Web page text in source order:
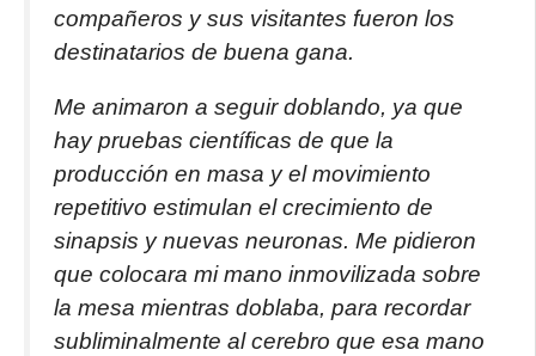
compañeros y sus visitantes fueron los
destinatarios de buena gana.
Me animaron a seguir doblando, ya que
hay pruebas científicas de que la
producción en masa y el movimiento
repetitivo estimulan el crecimiento de
sinapsis y nuevas neuronas. Me pidieron
que colocara mi mano inmovilizada sobre
la mesa mientras doblaba, para recordar
subliminalmente al cerebro que esa mano